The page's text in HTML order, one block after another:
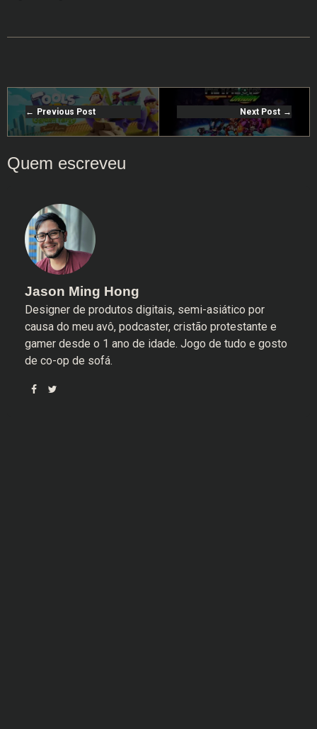
Previous Post Next Post
Jason Ming Hong
Designer de produtos digitais, semi-asiático por
causa do meu avô, podcaster, cristão protestante e
gamer desde o 1 ano de idade. Jogo de tudo e gosto
de co-op de sofá.